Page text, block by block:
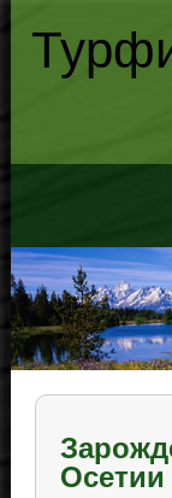
Осетии